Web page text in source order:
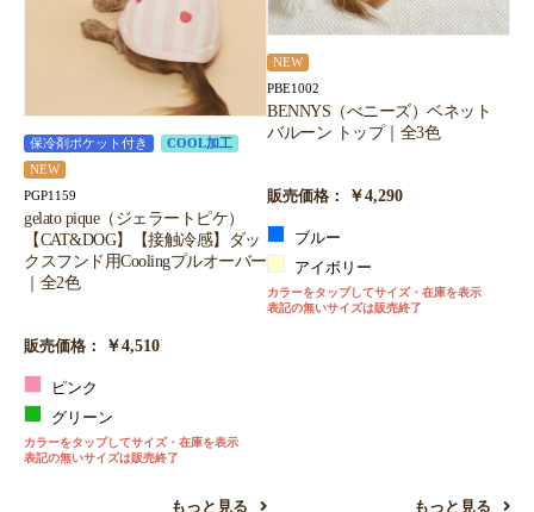
保冷剤ポケット付き
COOL加工
NEW
PGP1159
gelato pique（ジェラートピケ）
【CAT&DOG】【接触冷感】ダッ
クスフンド用Coolingプルオーバー
｜全2色
販売価格： ￥4,510
ピンク
グリーン
カラーをタップしてサイズ・在庫を表示
表記の無いサイズは販売終了
もっと見る
NEW
PBE1002
BENNYS（べニーズ）ベネット
バルーン トップ｜全3色
販売価格： ￥4,290
ブルー
アイボリー
カラーをタップしてサイズ・在庫を表示
表記の無いサイズは販売終了
もっと見る